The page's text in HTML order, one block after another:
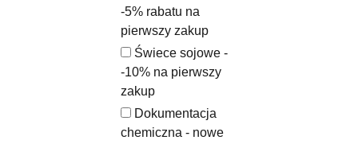
-5% rabatu na
pierwszy zakup
Świece sojowe -
-10% na pierwszy
zakup
Dokumentacja
chemiczna - nowe